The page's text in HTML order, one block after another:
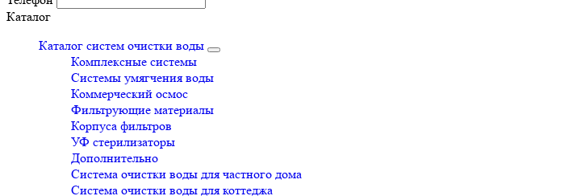
Каталог
Каталог систем очистки воды
Комплексные системы
Системы умягчения воды
Коммерческий осмос
Фильтрующие материалы
Корпуса фильтров
УФ стерилизаторы
Дополнительно
Система очистки воды для частного дома
Система очистки воды для коттеджа